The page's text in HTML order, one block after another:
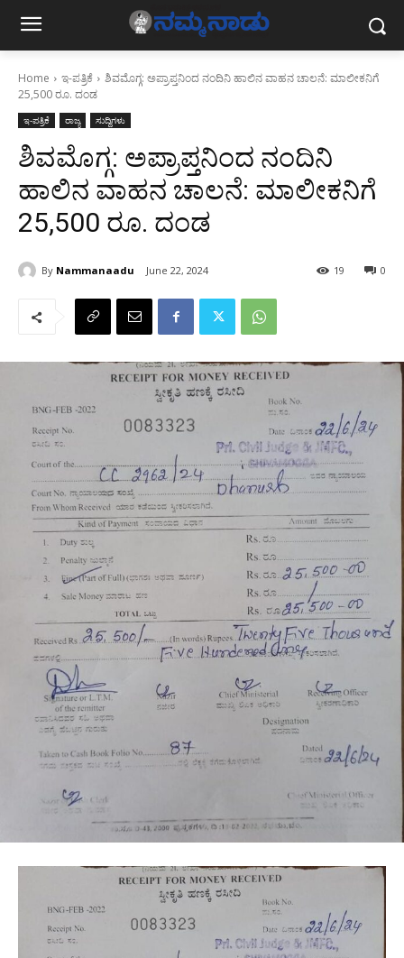
Home ಇ-ಪತ್ರಿಕೆ
ಶಿವಮೊಗ್ಗ: ಅಪ್ರಾಪ್ತನಿಂದ ನಂದಿನಿ ಹಾಲಿನ ವಾಹನ ಚಾಲನೆ: ಮಾಲೀಕನಿಗೆ
25,500 ರೂ. ದಂಡ
ಇ-ಪತ್ರಿಕೆ ರಾಜ್ಯ ಸುದ್ದಿಗಳು
ಶಿವಮೊಗ್ಗ: ಅಪ್ರಾಪ್ತನಿಂದ ನಂದಿನಿ
ಹಾಲಿನ ವಾಹನ ಚಾಲನೆ: ಮಾಲೀಕನಿಗೆ
25,500 ರೂ. ದಂಡ
By Nammanaadu June 22, 2024 0
19